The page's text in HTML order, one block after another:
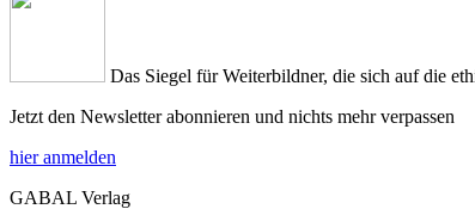
Das Siegel für Weiterbildner, die sich auf die
Jetzt den Newsletter abonnieren und nichts mehr verpassen
hier anmelden
GABAL Verlag